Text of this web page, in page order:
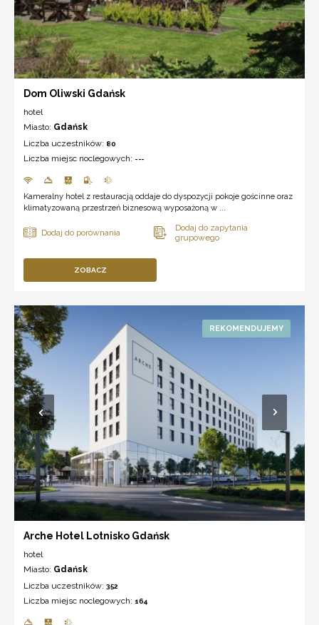
Dom Oliwski Gdańsk
hotel
Miasto: Gdańsk
Liczba uczestników: 80
Liczba miejsc noclegowych: ---
Kameralny hotel z restauracją oddaje do dyspozycji pokoje gościnne oraz
klimatyzowaną przestrzeń biznesową wyposażoną w ...
ZOBACZ
Arche Hotel Lotnisko Gdańsk
hotel
Miasto: Gdańsk
Liczba uczestników: 352
Liczba miejsc noclegowych: 164